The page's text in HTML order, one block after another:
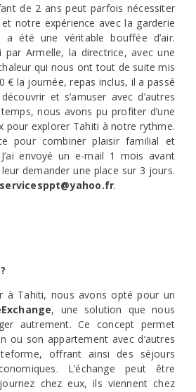
de 2 ans peut parfois nécessiter
notre expérience avec la garderie
a été une véritable bouffée d’air.
par Armelle, la directrice, avec une
qui nous ont tout de suite mis
€ la journée, repas inclus, il a passé
et s’amuser avec d’autres
nous avons pu profiter d’une
pour explorer Tahiti à notre rythme.
pour combiner plaisir familial et
envoyé un e-mail 1 mois avant
demander une place sur 3 jours.
.
à Tahiti, nous avons opté pour un
, une solution que nous
autrement. Ce concept permet
ou son appartement avec d’autres
offrant ainsi des séjours
L’échange peut être
chez eux, ils viennent chez